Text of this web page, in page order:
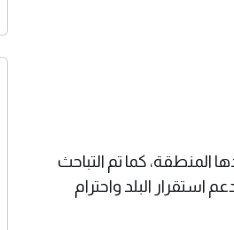
المنطقة، كما تم التباحث
استقرار البلد واحترام